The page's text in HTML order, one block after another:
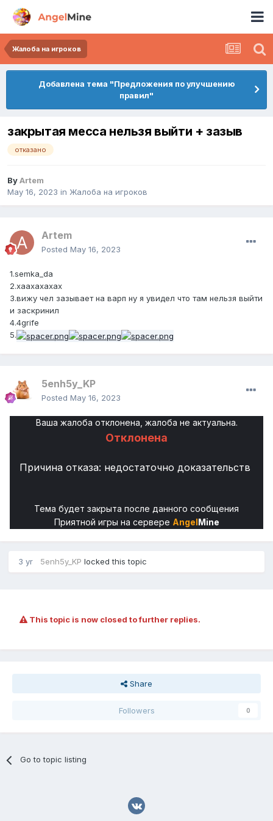
Жалоба на игроков
Добавлена тема "Предложения по улучшению
правил"
закрытая месса нельзя выйти + зазыв
отказано
ByArtem
May 16, 2023 in Жалоба на игроков
Artem
Posted May 16, 2023
1.semka_da
2.xaaxaxaxax
3.вижу чел зазывает на варп ну я увидел что там нельзя выйти
и заскринил
4.4grife
5.
5enh5y_KP
Posted May 16, 2023
Ваша жалоба отклонена, жалоба не актуальна.
Отклонена
Причина отказа: недостаточно доказательств
Тема будет закрыта после данного сообщения
Приятной игры на сервере AngelMine
3 yr 5enh5y_KP locked this topic
This topic is now closed to further replies.
Share
Followers 0
Go to topic listing